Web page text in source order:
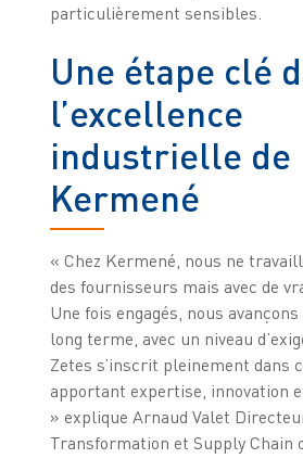
particulièrement sensibles.
Une étape clé
l’excellence
industrielle de
Kermené
« Chez Kermené, nous ne
des fournisseurs mais avec de
Une fois engagés, nous
long terme, avec un niveau
Zetes s’inscrit pleinement dans
apportant expertise, innovation
» explique Arnaud Valet
Transformation et Supply Chain